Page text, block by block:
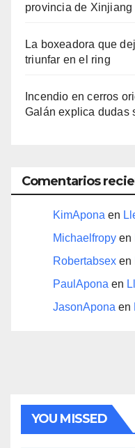
provincia de Xinjiang
La boxeadora que
triunfar en el ring​
Incendio en cerros
Galán explica dudas
Comentarios
KimApona en
Michaelfropy en
Robertabsex en
PaulApona en
JasonApona en
YOU MISSED